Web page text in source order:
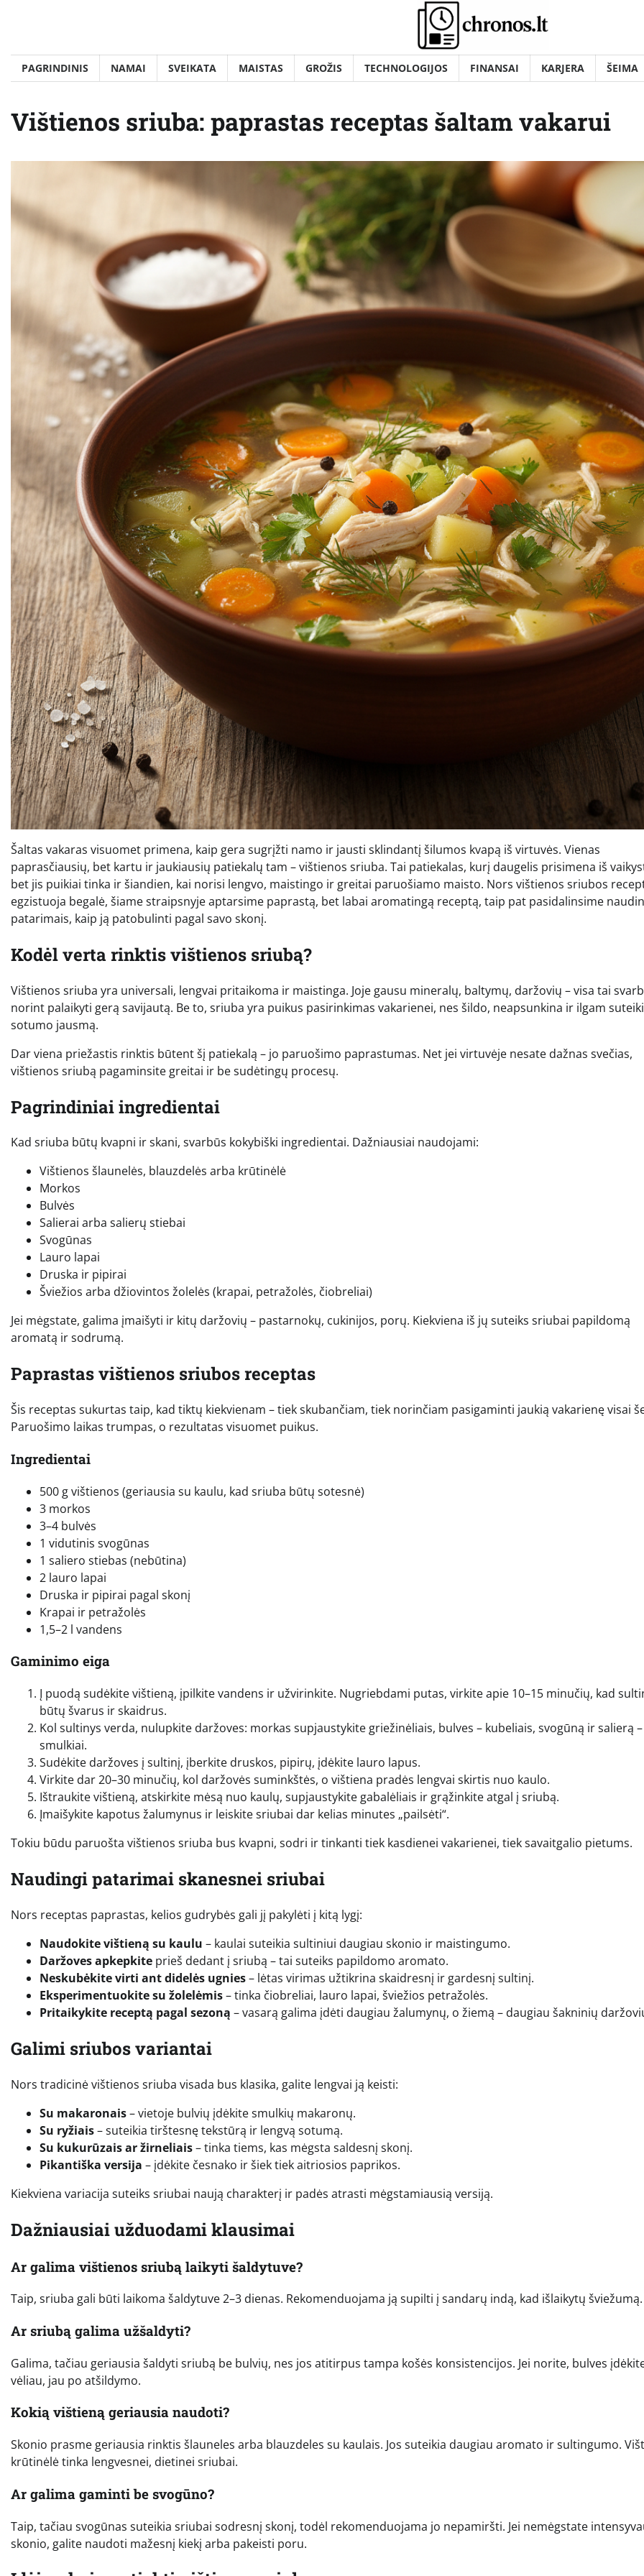
PAGRINDINIS NAMAI SVEIKATA MAISTAS GROŽIS TECHNOLOGIJOS FINANSAI KARJERA ŠEIMA
Vištienos sriuba: paprastas receptas šaltam vakarui
Šaltas vakaras visuomet primena, kaip gera sugrįžti namo ir jausti sklindantį šilumos kvapą iš virtuvės. Vienas
paprasčiausių, bet kartu ir jaukiausių patiekalų tam – vištienos sriuba. Tai patiekalas, kurį daugelis prisimena iš
bet jis puikiai tinka ir šiandien, kai norisi lengvo, maistingo ir greitai paruošiamo maisto. Nors vištienos sriubos
egzistuoja begalė, šiame straipsnyje aptarsime paprastą, bet labai aromatingą receptą, taip pat pasidalinsime
patarimais, kaip ją patobulinti pagal savo skonį.
Kodėl verta rinktis vištienos sriubą?
Vištienos sriuba yra universali, lengvai pritaikoma ir maistinga. Joje gausu mineralų, baltymų, daržovių – visa tai
norint palaikyti gerą savijautą. Be to, sriuba yra puikus pasirinkimas vakarienei, nes šildo, neapsunkina ir ilgam
sotumo jausmą.
Dar viena priežastis rinktis būtent šį patiekalą – jo paruošimo paprastumas. Net jei virtuvėje nesate dažnas svečias,
vištienos sriubą pagaminsite greitai ir be sudėtingų procesų.
Pagrindiniai ingredientai
Kad sriuba būtų kvapni ir skani, svarbūs kokybiški ingredientai. Dažniausiai naudojami:
Vištienos šlaunelės, blauzdelės arba krūtinėlė
Morkos
Bulvės
Salierai arba salierų stiebai
Svogūnas
Lauro lapai
Druska ir pipirai
Šviežios arba džiovintos žolelės (krapai, petražolės, čiobreliai)
Jei mėgstate, galima įmaišyti ir kitų daržovių – pastarnokų, cukinijos, porų. Kiekviena iš jų suteiks sriubai papildomą
aromatą ir sodrumą.
Paprastas vištienos sriubos receptas
Šis receptas sukurtas taip, kad tiktų kiekvienam – tiek skubančiam, tiek norinčiam pasigaminti jaukią vakarienę visai
Paruošimo laikas trumpas, o rezultatas visuomet puikus.
Ingredientai
500 g vištienos (geriausia su kaulu, kad sriuba būtų sotesnė)
3 morkos
3–4 bulvės
1 vidutinis svogūnas
1 saliero stiebas (nebūtina)
2 lauro lapai
Druska ir pipirai pagal skonį
Krapai ir petražolės
1,5–2 l vandens
Gaminimo eiga
Į puodą sudėkite vištieną, įpilkite vandens ir užvirinkite. Nugriebdami putas, virkite apie 10–15 minučių, kad
būtų švarus ir skaidrus.
Kol sultinys verda, nulupkite daržoves: morkas supjaustykite griežinėliais, bulves – kubeliais, svogūną ir salierą –
smulkiai.
Sudėkite daržoves į sultinį, įberkite druskos, pipirų, įdėkite lauro lapus.
Virkite dar 20–30 minučių, kol daržovės suminkštės, o vištiena pradės lengvai skirtis nuo kaulo.
Ištraukite vištieną, atskirkite mėsą nuo kaulų, supjaustykite gabalėliais ir grąžinkite atgal į sriubą.
Įmaišykite kapotus žalumynus ir leiskite sriubai dar kelias minutes „pailsėti“.
Tokiu būdu paruošta vištienos sriuba bus kvapni, sodri ir tinkanti tiek kasdienei vakarienei, tiek savaitgalio pietums.
Naudingi patarimai skanesnei sriubai
Nors receptas paprastas, kelios gudrybės gali jį pakylėti į kitą lygį:
Naudokite vištieną su kaulu – kaulai suteikia sultiniui daugiau skonio ir maistingumo.
Daržoves apkepkite prieš dedant į sriubą – tai suteiks papildomo aromato.
Neskubėkite virti ant didelės ugnies– lėtas virimas užtikrina skaidresnį ir gardesnį sultinį.
Eksperimentuokite su žolelėmis– tinka čiobreliai, lauro lapai, šviežios petražolės.
Pritaikykite receptą pagal sezoną – vasarą galima įdėti daugiau žalumynų, o žiemą – daugiau šakninių
Galimi sriubos variantai
Nors tradicinė vištienos sriuba visada bus klasika, galite lengvai ją keisti:
Su makaronais– vietoje bulvių įdėkite smulkių makaronų.
Su ryžiais– suteikia tirštesnę tekstūrą ir lengvą sotumą.
Su kukurūzais ar žirneliais– tinka tiems, kas mėgsta saldesnį skonį.
Pikantiška versija – įdėkite česnako ir šiek tiek aitriosios paprikos.
Kiekviena variacija suteiks sriubai naują charakterį ir padės atrasti mėgstamiausią versiją.
Dažniausiai užduodami klausimai
Ar galima vištienos sriubą laikyti šaldytuve?
Taip, sriuba gali būti laikoma šaldytuve 2–3 dienas. Rekomenduojama ją supilti į sandarų indą, kad išlaikytų šviežumą.
Ar sriubą galima užšaldyti?
Galima, tačiau geriausia šaldyti sriubą be bulvių, nes jos atitirpus tampa košės konsistencijos. Jei norite, bulves
vėliau, jau po atšildymo.
Kokią vištieną geriausia naudoti?
Skonio prasme geriausia rinktis šlauneles arba blauzdeles su kaulais. Jos suteikia daugiau aromato ir sultingumo.
krūtinėlė tinka lengvesnei, dietinei sriubai.
Ar galima gaminti be svogūno?
Taip, tačiau svogūnas suteikia sriubai sodresnį skonį, todėl rekomenduojama jo nepamiršti. Jei nemėgstate
skonio, galite naudoti mažesnį kiekį arba pakeisti poru.